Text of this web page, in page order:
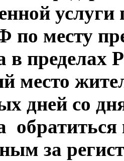
по месту
в
место
дней со
за